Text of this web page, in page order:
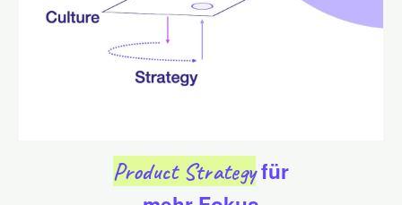
Product Strategyfür